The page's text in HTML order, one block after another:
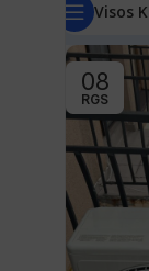
Visos
08
RGS